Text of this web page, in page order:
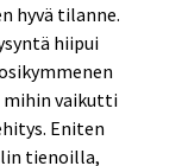
hyvä tilanne.
hiipui
mihin vaikutti
Eniten
tienoilla,